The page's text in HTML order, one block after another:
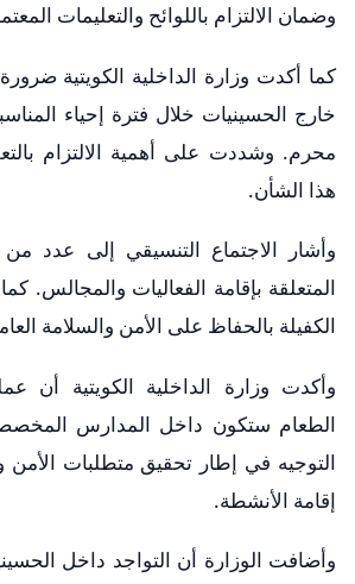
وضمان الالتزام باللوائح والتعليمات
كما أكدت وزارة الداخلية الكويتية
خارج الحسينيات خلال فترة إحياء
محرم. وشددت على أهمية الالتزام
هذا الشأن.
وأشار الاجتماع التنسيقي إلى عدد من
المتعلقة بإقامة الفعاليات والمجالس.
الكفيلة بالحفاظ على الأمن والسلامة
وأكدت وزارة الداخلية الكويتية أن
الطعام ستكون داخل المدارس
التوجيه في إطار تحقيق متطلبات الأمن
إقامة الأنشطة.
وأضافت الوزارة أن التواجد داخل